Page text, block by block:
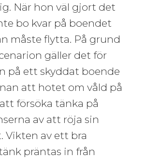
När hon väl gjort det
bo kvar på boendet
måste flytta. På grund
gäller det för
på ett skyddat boende
att hotet om våld på
försöka tänka på
av att röja sin
Vikten av ett bra
präntas in från